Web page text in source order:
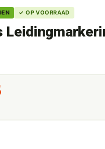
✓ OP VOORRAAD